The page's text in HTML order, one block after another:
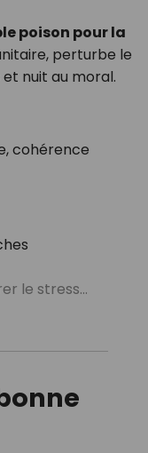
poison pour la
perturbe le
nuit au moral.
cohérence
le stress…